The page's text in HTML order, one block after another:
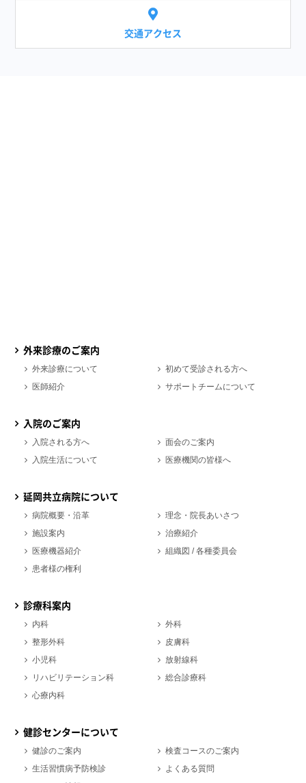
交通アクセス
外来診療のご案内
外来診療について
初めて受診される方へ
医師紹介
サポートチームについて
入院のご案内
入院される方へ
面会のご案内
入院生活について
医療機関の皆様へ
延岡共立病院について
病院概要・沿革
理念・院長あいさつ
施設案内
治療紹介
医療機器紹介
組織図 / 各種委員会
患者様の権利
診療科案内
内科
外科
整形外科
皮膚科
小児科
放射線科
リハビリテーション科
総合診療科
心療内科
健診センターについて
健診のご案内
検査コースのご案内
生活習慣病予防検診
よくある質問